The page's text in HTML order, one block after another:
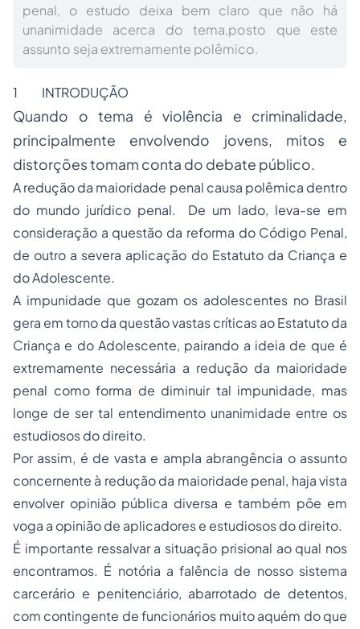
penal, o estudo deixa bem claro que não há
unanimidade acerca do tema,posto que este
assunto seja extremamente polêmico.
1 INTRODUÇÃO
Quando o tema é violência e criminalidade,
principalmente envolvendo jovens, mitos e
distorções tomam conta do debate público.
A redução da maioridade penal causa polêmica dentro
do mundo jurídico penal. De um lado, leva-se em
consideração a questão da reforma do Código Penal,
de outro a severa aplicação do Estatuto da Criança e
do Adolescente.
A impunidade que gozam os adolescentes no Brasil
gera em torno da questão vastas críticas ao Estatuto da
Criança e do Adolescente, pairando a ideia de que é
extremamente necessária a redução da maioridade
penal como forma de diminuir tal impunidade, mas
longe de ser tal entendimento unanimidade entre os
estudiosos do direito.
Por assim, é de vasta e ampla abrangência o assunto
concernente à redução da maioridade penal, haja vista
envolver opinião pública diversa e também põe em
voga a opinião de aplicadores e estudiosos do direito.
É importante ressalvar a situação prisional ao qual nos
encontramos. É notória a falência de nosso sistema
carcerário e penitenciário, abarrotado de detentos,
com contingente de funcionários muito aquém do que